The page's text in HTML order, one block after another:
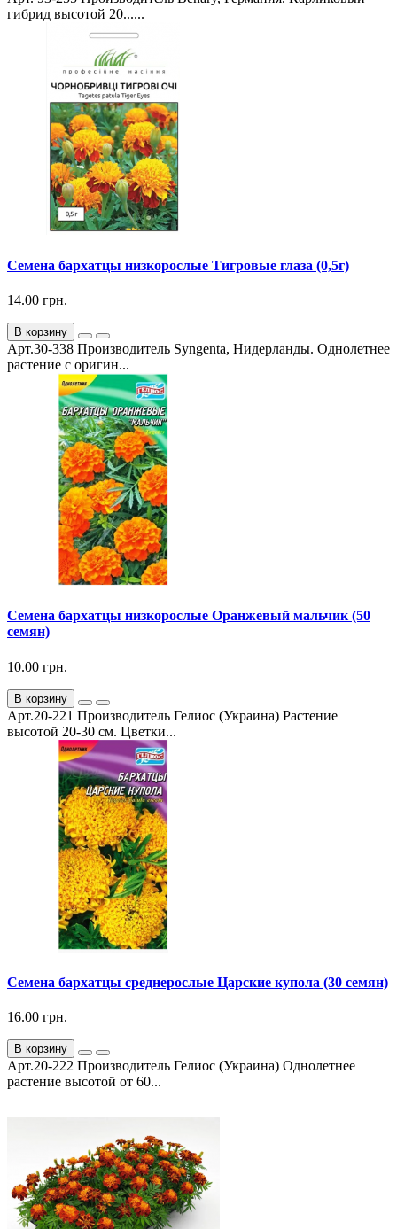
гибрид высотой 20......
Семена бархатцы низкорослые Тигровые глаза (0,5г)
14.00 грн.
В корзину
Арт.30-338 Производитель Syngenta, Нидерланды. Однолетнее
растение с оригин...
Семена бархатцы низкорослые Оранжевый мальчик (50
семян)
10.00 грн.
В корзину
Арт.20-221 Производитель Гелиос (Украина) Растение
высотой 20-30 см. Цветки...
Семена бархатцы среднерослые Царские купола (30 семян)
16.00 грн.
В корзину
Арт.20-222 Производитель Гелиос (Украина) Однолетнее
растение высотой от 60...